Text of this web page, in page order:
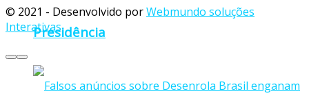
Presidência
© 2021 - Desenvolvido porWebmundo soluções
Interativas